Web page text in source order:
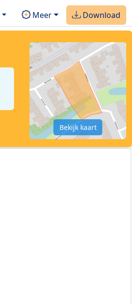
Meer Download
Bekijk kaart